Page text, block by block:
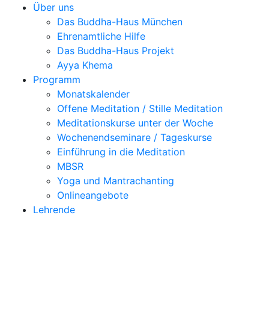
Über uns
Das Buddha-Haus München
Ehrenamtliche Hilfe
Das Buddha-Haus Projekt
Ayya Khema
Programm
Monatskalender
Offene Meditation / Stille Meditation
Meditationskurse unter der Woche
Wochenendseminare / Tageskurse
Einführung in die Meditation
MBSR
Yoga und Mantrachanting
Onlineangebote
Lehrende